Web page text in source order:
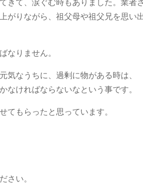
きて、涙ぐむ時もありました。業者
がりながら、祖父母や祖父兄を思い
なりません。
気なうちに、過剰に物がある時は、
なければならないなという事です。
てもらったと思っています。
さい。